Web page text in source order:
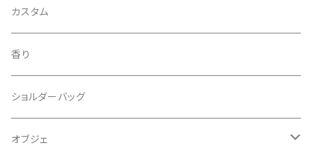
北海道十勝
鳥取県倉吉
兵庫県但馬
ジビエ
サスティナブル
エシカル
熊脂
メンテナンス
カスタム
香り
ショルダーバッグ
オブジェ